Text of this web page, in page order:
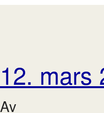
12. mars
Av